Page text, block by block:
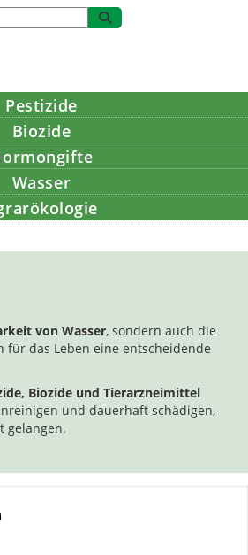
Pestizide
Biozide
Wasser
von Wasser, sondern auch die
für das Leben eine entscheidende
Biozide und Tierarzneimittel
und dauerhaft schädigen,
gelangen.